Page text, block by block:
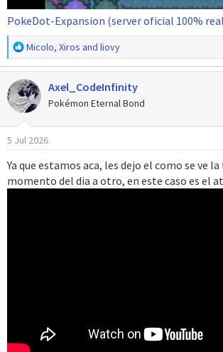
PokeDot-Expansion (server oficial 100%
R
e
a
c
c
i
o
n
s
:
Micolo, Xiros and liovy
Axel_CodeInfinity
Pokémon Eternal Bond
5 Jul 2026
Ya que estamos aca, les dejo el como se ve
momento del dia a otro, en este caso es el